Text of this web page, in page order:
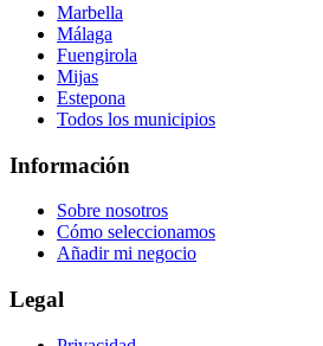
Marbella
Málaga
Fuengirola
Mijas
Estepona
Todos los municipios
Información
Sobre nosotros
Cómo seleccionamos
Añadir mi negocio
Legal